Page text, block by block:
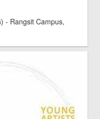
- Rangsit Campus,